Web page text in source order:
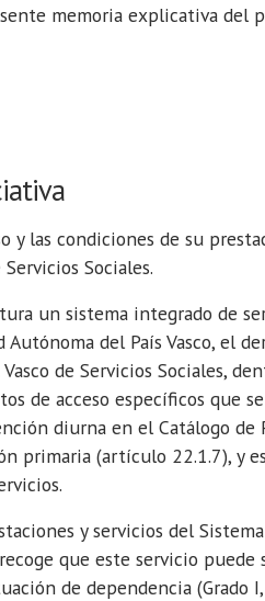
memoria explicativa del
y las condiciones de su
Sociales.
un sistema integrado de
del País Vasco, el
de Servicios Sociales,
de acceso específicos que
diurna en el Catálogo de
primaria (artículo 22.1.7), y
y servicios del Sistema
que este servicio puede
de dependencia (Grado